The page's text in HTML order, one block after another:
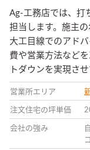
Ag-工務店では、打
担当します。施主の
大工目線でのアド
費や営業方法など
トダウンを実現さ
営業所エリア
注文住宅の坪単価
会社の強み